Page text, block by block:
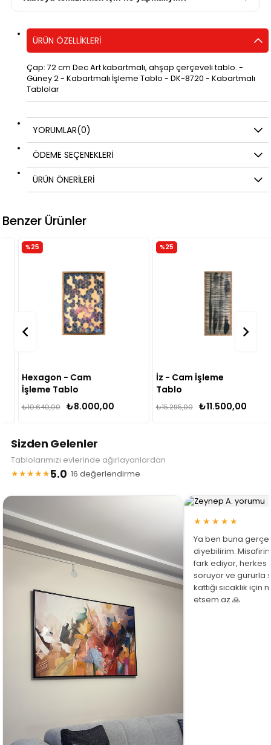
ÜRÜN ÖZELLIKLERI
Çap: 72 cm Dec Art kabartmalı, ahşap çerçeveli tablo. -
Güney 2 - Kabartmalı İşleme Tablo - DK-8720 - Kabartmalı
Tablolar
YORUMLAR(0)
ÖDEME SEÇENEKLERI
ÜRÜN ÖNERILERI
Benzer Ürünler
Hexagon - Cam
İşleme Tablo
₺8.000,00
₺10.640,00
İz - Cam İşleme
Tablo
₺11.500,00
₺15.295,00
Sizden Gelenler
Tablolarımızı evlerinde ağırlayanlardan
★★★★★5.0· 16 değerlendirme
★★★★★
Ya ben buna
diyebilirim.
fark ediyor, herkes
soruyor ve gururla
kattığı sıcaklık
etsem az 🙏